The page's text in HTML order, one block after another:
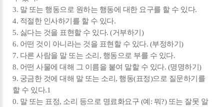
3. 말 또는 행동으로 원하는 행동에 대한 요구를 할 수 있다.
4. 적절한 인사하기를 할 수 있다.
5. 싫다는 것을 표현할 수 있다. (거부하기)
6. 어떤 것이 아니라는 것을 표현할 수 있다. (부정하기)
7. 다른 사람을 말 또는 소리, 행동으로 부를 수 있다.
8. 어떤 사물에 대해 그 이름을 붙여 말할 수 있다. (명명하기)
9. 궁금한 것에 대해 말 또는 소리, 행동(표정)으로 질문하기를
할 수 있다.1
0. 말 또는 표정, 소리 등으로 명료화요구 (예: 뭐?) 또는 잘못 알